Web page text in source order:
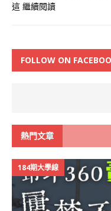
這 繼續閱讀
FOLLOW ON
熱門文章
184期大學線